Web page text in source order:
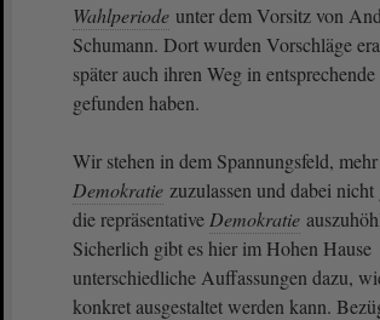
Wahlperiode unter dem Vorsitz von
Schumann. Dort wurden Vorschläge
später auch ihren Weg in entsprechende
gefunden haben.
Wir stehen in dem Spannungsfeld,
Demokratie zuzulassen und dabei
die repräsentative Demokratie
Sicherlich gibt es hier im Hohen Hause
unterschiedliche Auffassungen dazu,
konkret ausgestaltet werden kann.